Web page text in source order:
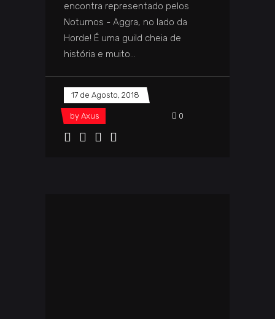
encontra representado pelos
Noturnos - Aggra, no lado da
Horde! É uma guild cheia de
história e muito
17 de Agosto, 2018
by Axus 0